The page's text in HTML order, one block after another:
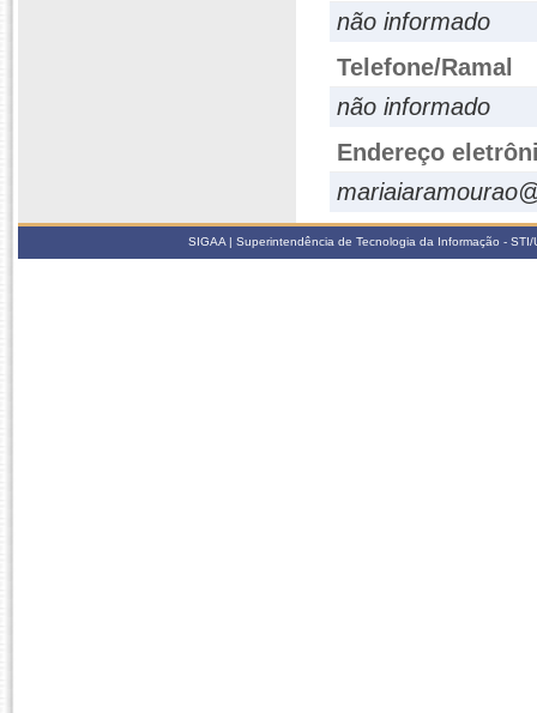
não informado
Telefone/Ramal
não informado
Endereço
SIGAA | Superintendência de Tecnologia da Informação -